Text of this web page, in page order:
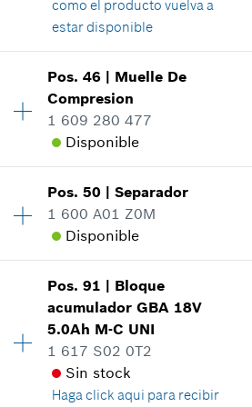
Agregar a cesta
1,22 €*
*Recomendación de precio del
vinculante, incluido IVA
Agregar a cesta de
como el producto vuelva a
estar disponible
Disponibilidad 1
Grupo de precios
Información sobre recambios
Relación de aplicaciones de
Mostrar en figura
27,12 €*
vinculante, incluido IVA
Agregar a cesta de
Pos.46 | Muelle De
Compresion
1 609 280 477
Disponible
Disponibilidad 1
Grupo de precios
Información sobre recambios
Relación de aplicaciones de
Mostrar en figura
Pos.50 |Separador
1 600 A01 Z0M
Disponible
Disponibilidad 1
Grupo de precios:22
Información sobre recambios
Relación de aplicaciones de
Mostrar en figura
Pos.91 | Bloque
acumulador GBA 18V
5.0Ah M-C UNI
1 617 S02 0T2
Sin stock
Haga click aqui para recibir